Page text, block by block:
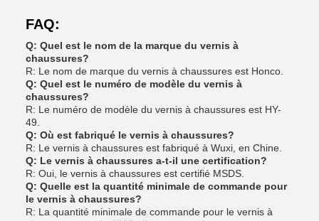
FAQ:
Q: Quel est le nom de la marque du vernis à
chaussures?
R: Le nom de marque du vernis à chaussures est Honco.
Q: Quel est le numéro de modèle du vernis à
chaussures?
R: Le numéro de modèle du vernis à chaussures est HY-
49.
Q: Où est fabriqué le vernis à chaussures?
R: Le vernis à chaussures est fabriqué à Wuxi, en Chine.
Q: Le vernis à chaussures a-t-il une certification?
R: Oui, le vernis à chaussures est certifié MSDS.
Q: Quelle est la quantité minimale de commande pour
le vernis à chaussures?
R: La quantité minimale de commande pour le vernis à